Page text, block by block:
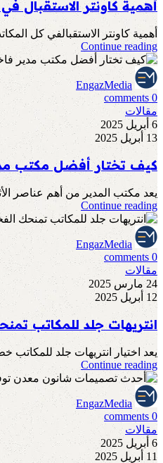
أهمية كاونتر الاستقبال
أهمية كاونتر الاستقبالفي كل
Continue reading
EngazMedia
0
comments
مقالات
6 أبريل 2025
13 أبريل 2025
كيف تختار أفضل مكتب
يعد مكتب المدير من أهم عناصر
Continue reading
EngazMedia
0
comments
مقالات
24 مارس 2025
12 أبريل 2025
انتريهات جلد للمكاتب
يعد اختيار انتريهات جلد
Continue reading
EngazMedia
0
comments
مقالات
6 أبريل 2025
11 أبريل 2025